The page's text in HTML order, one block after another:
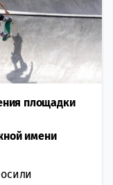
площадки
имени